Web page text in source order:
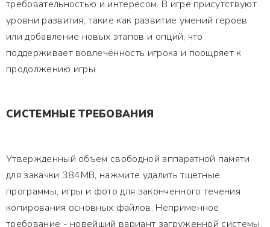
требовательностью и интересом. В игре присутствуют
уровни развития, такие как развитие умений героев
или добавление новых этапов и опций, что
поддерживает вовлечённость игрока и поощряет к
продолжению игры.
СИСТЕМНЫЕ ТРЕБОВАНИЯ
Утвержденный объем свободной аппаратной памяти
для закачки 384MB, нажмите удалить тщетные
программы, игры и фото для законченного течения
копирования основных файлов. Неприменное
требование - новейший вариант загруженной системы.